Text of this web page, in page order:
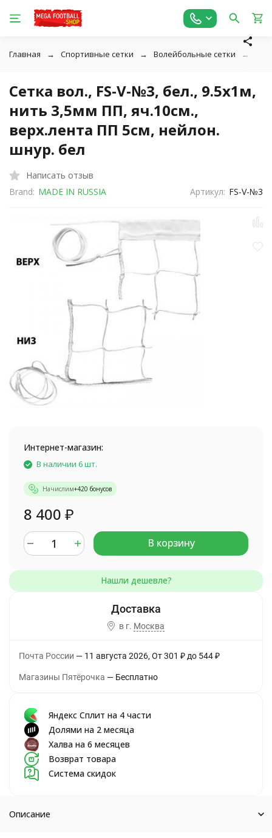
Главная Спортивные сетки Волейбольные сетки
Сетка вол., FS-V-№3, бел., 9.5х1м,
нить 3,5мм ПП, яч.10см.,
верх.лента ПП 5см, нейлон.
шнур. бел
Написать отзыв
Brand: MADE IN RUSSIA Артикул: FS-V-№3
Интернет-магазин:
В наличии 6 шт.
Начислим+420 бонусов
8 400 ₽
В корзину
в г. Москва
Почта России 11 августа 2026 От 301 ₽ до 544₽
Магазины Пятёрочка Бесплатно
Яндекс Сплит на 4 части
Долями на 2 месяца
Халва на 6 месяцев
Возврат товара
Система скидок
Описание